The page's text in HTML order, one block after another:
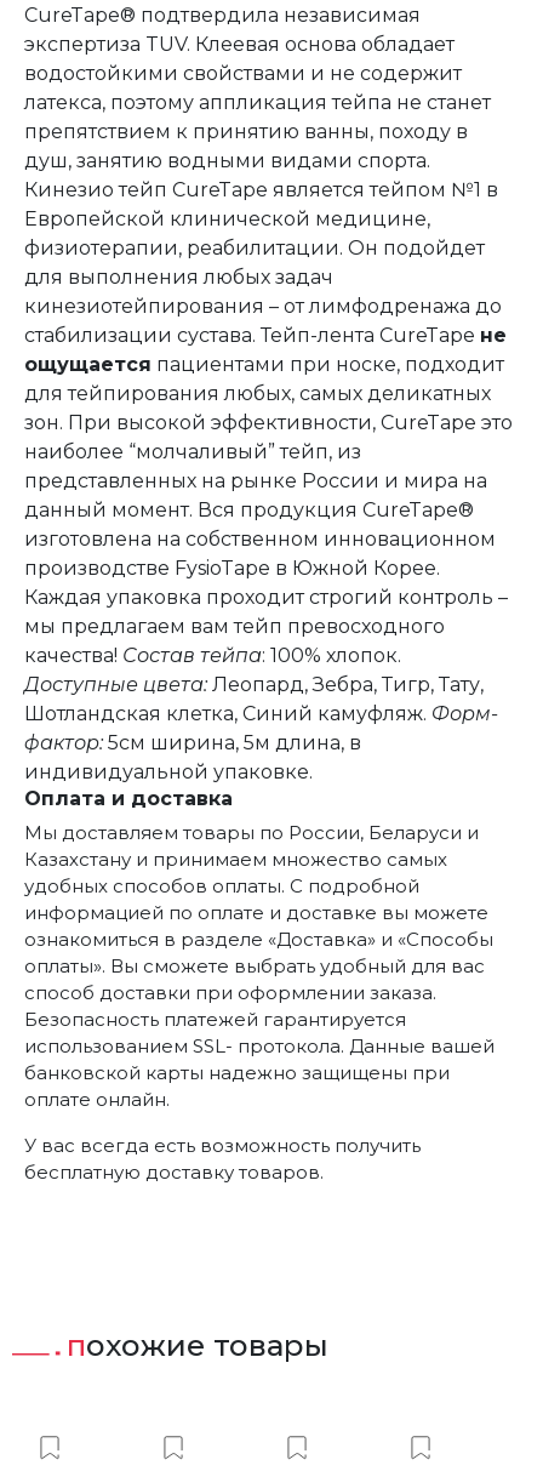
CureTape® подтвердила независимая
экспертиза TUV. Клеевая основа обладает
водостойкими свойствами и не содержит
латекса, поэтому аппликация тейпа не станет
препятствием к принятию ванны, походу в
душ, занятию водными видами спорта.
Кинезио тейп CureTape является тейпом №1 в
Европейской клинической медицине,
физиотерапии, реабилитации. Он подойдет
для выполнения любых задач
кинезиотейпирования – от лимфодренажа до
стабилизации сустава. Тейп-лента CureTape не
ощущается пациентами при носке, подходит
для тейпирования любых, самых деликатных
зон. При высокой эффективности, CureTape это
наиболее “молчаливый” тейп, из
представленных на рынке России и мира на
данный момент. Вся продукция CureTape®
изготовлена на собственном инновационном
производстве FysioTape в Южной Корее.
Каждая упаковка проходит строгий контроль –
мы предлагаем вам тейп превосходного
качества! Состав тейпа: 100% хлопок.
Доступные цвета: Леопард, Зебра, Тигр, Тату,
Шотландская клетка, Синий камуфляж. Форм-
фактор: 5см ширина, 5м длина, в
индивидуальной упаковке.
Оплата и доставка
Мы доставляем товары по России, Беларуси и
Казахстану и принимаем множество самых
удобных способов оплаты. С подробной
информацией по оплате и доставке вы можете
ознакомиться в разделе «Доставка» и «Способы
оплаты». Вы сможете выбрать удобный для вас
способ доставки при оформлении заказа.
Безопасность платежей гарантируется
использованием SSL- протокола. Данные вашей
банковской карты надежно защищены при
оплате онлайн.
У вас всегда есть возможность получить
бесплатную доставку товаров.
похожие товары
в Вишлист
Добавить в ВишлистДобавить в ВишлистДобавить в Вишлист